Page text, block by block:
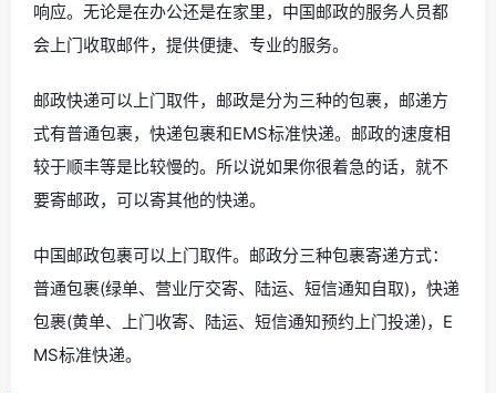
响应。无论是在办公还是在家里，中国邮政的服务人员都
会上门收取邮件，提供便捷、专业的服务。
邮政快递可以上门取件，邮政是分为三种的包裹，邮递方
式有普通包裹，快递包裹和EMS标准快递。邮政的速度相
较于顺丰等是比较慢的。所以说如果你很着急的话，就不
要寄邮政，可以寄其他的快递。
中国邮政包裹可以上门取件。邮政分三种包裹寄递方式：
普通包裹(绿单、营业厅交寄、陆运、短信通知自取)，快递
包裹(黄单、上门收寄、陆运、短信通知预约上门投递)，E
MS标准快递。